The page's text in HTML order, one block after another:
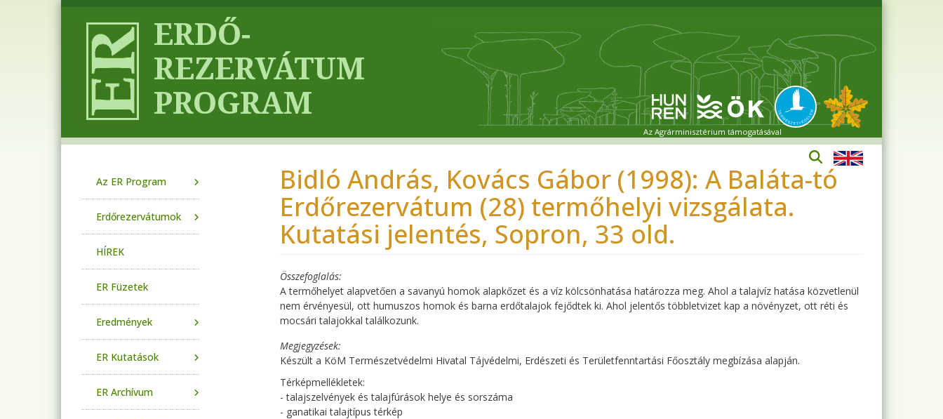
Az Agrárminisztérium támogatásával
Bidló András, Kovács Gábor (1998): A Baláta-tó
Erdőrezervátum (28) termőhelyi vizsgálata.
Kutatási jelentés, Sopron, 33 old.
Összefoglalás
A termőhelyet alapvetően a savanyú homok alapkőzet és a víz kölcsönhatása határozza meg. Ahol a talajvíz hatása közvetlenül
nem érvényesül, ott humuszos homok és barna erdőtalajok fejődtek ki. Ahol jelentős többletvizet kap a növényzet, ott réti és
mocsári talajokkal találkozunk.
Megjegyzések
Készült a KöM Természetvédelmi Hivatal Tájvédelmi, Erdészeti és Területfenntartási Főosztály megbízása alapján.
Térképmellékletek:
- talajszelvények és talajfúrások helye és sorszáma
- ganatikai talajtípus térkép
Az ER Program
Erdőrezervátumok
HÍREK
ER Füzetek
Eredmények
ER Kutatások
ER Archívum